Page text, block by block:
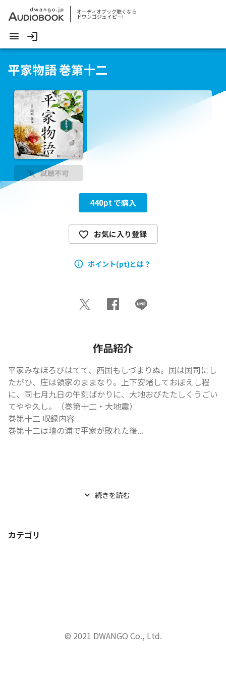
オーディオブック聴くなら
ドワンゴジェイピー!
平家物語 巻第十二
試聴不可
440pt で購入
お気に入り登録
ポイント(pt)とは？
作品紹介
平家みなほろびはてて、西国もしづまりぬ。国は国司にし
たがひ、庄は領家のままなり。上下安堵しておぼえし程
に、同七月九日の午刻ばかりに、大地おびたたしくうごい
てやや久し。（巻第十二・大地震）
巻第十二 収録内容
巻第十二は壇の浦で平家が敗れた後...
続きを読む
カテゴリ
© 2021 DWANGO Co., Ltd.